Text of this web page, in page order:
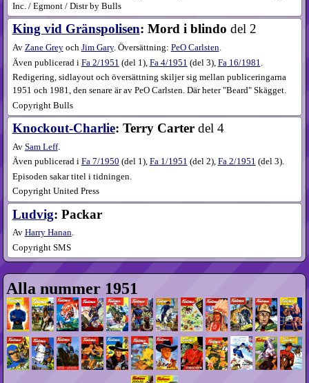
Inc. / Egmont / Distr by Bulls
King vid Gränspolisen: Mord i blindo del 2
Av Zane Greyoch Jim Gary. Översättning: PeO Carlsten.
Även publicerad i Fa 2​/1951 (del 1 ), Fa 4​/1951 (del 3), Fa 16​/1981
Redigering, sidlayout och översättning skiljer sig mellan publiceringarna
1951 och 1981, den senare är av PeO Carlsten. Där heter "Beard" Skägget.
Copyright Bulls
Knockout-Charlie: Terry Carter del 4
Av Sam Leff.
Även publicerad i Fa7​/1950 (del 1), Fa1​/1951 (del 2), Fa2​/1951 (del 3).
Episoden sakar titel i tidningen.
Copyright United Press
Ludvig: Packar
Av Harry Hanan.
Copyright SMS
Alla nummer 1951